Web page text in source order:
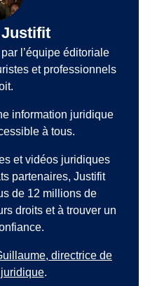
Justifit
l’équipe éditoriale
et professionnels
information juridique
à tous.
et vidéos juridiques
partenaires, Justifit
de 12 millions de
droits et à trouver un
directrice de
.